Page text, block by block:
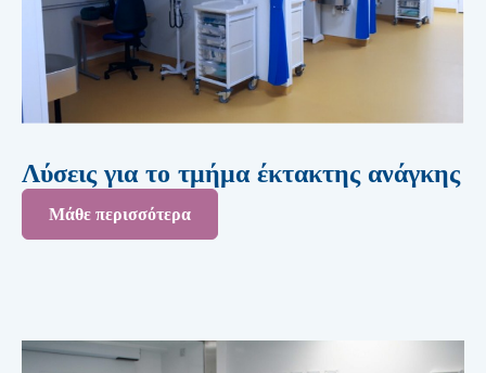
Λύσεις για το τμήμα έκτακτης ανάγκης
Μάθε περισσότερα